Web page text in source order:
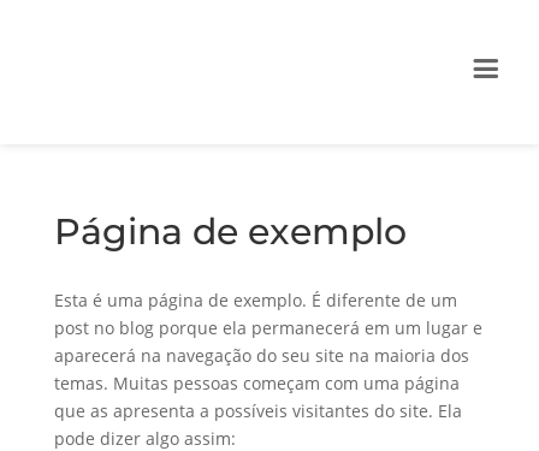
Página de exemplo
Esta é uma página de exemplo. É diferente de um
post no blog porque ela permanecerá em um lugar e
aparecerá na navegação do seu site na maioria dos
temas. Muitas pessoas começam com uma página
que as apresenta a possíveis visitantes do site. Ela
pode dizer algo assim: